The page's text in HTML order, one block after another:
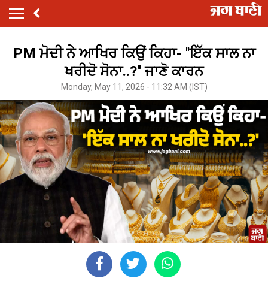
PM ਮੋਦੀ ਨੇ ਆਖਿਰ ਕਿਉਂ ਕਿਹਾ- ''ਇੱਕ ਸਾਲ ਨਾ
ਖਰੀਦੋ ਸੋਨਾ..?'' ਜਾਣੋ ਕਾਰਨ
Monday, May 11, 2026 - 11:32 AM (IST)